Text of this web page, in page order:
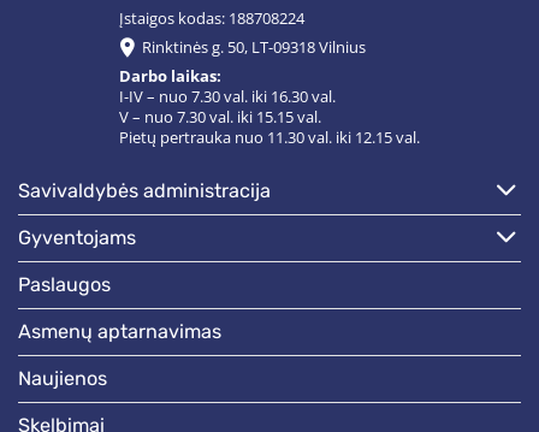
Įstaigos kodas: 188708224
Rinktinės g. 50, LT-09318 Vilnius
Darbo laikas:
I-IV – nuo 7.30 val. iki 16.30 val.
V – nuo 7.30 val. iki 15.15 val.
Pietų pertrauka nuo 11.30 val. iki 12.15 val.
savivaldybės administracija
gyventojams
paslaugos
asmenų aptarnavimas
naujienos
skelbimai